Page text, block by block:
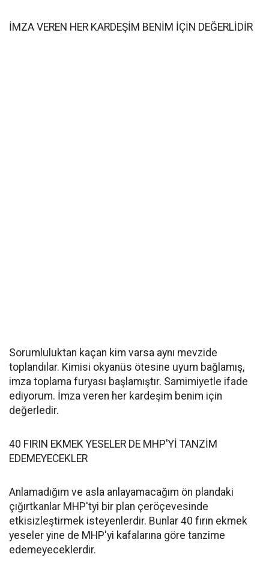
İMZA VEREN HER KARDEŞİM BENİM İÇİN DEĞERLİDİR
Sorumluluktan kaçan kim varsa aynı mevzide
toplandılar. Kimisi okyanüs ötesine uyum bağlamış,
imza toplama furyası başlamıştır. Samimiyetle ifade
ediyorum. İmza veren her kardeşim benim için
değerledir.
40 FIRIN EKMEK YESELER DE MHP'Yİ TANZİM
EDEMEYECEKLER
Anlamadığım ve asla anlayamacağım ön plandaki
çığırtkanlar MHP'tyi bir plan çeröçevesinde
etkisizleştirmek isteyenlerdir. Bunlar 40 fırın ekmek
yeseler yine de MHP'yi kafalarına göre tanzime
edemeyeceklerdir.